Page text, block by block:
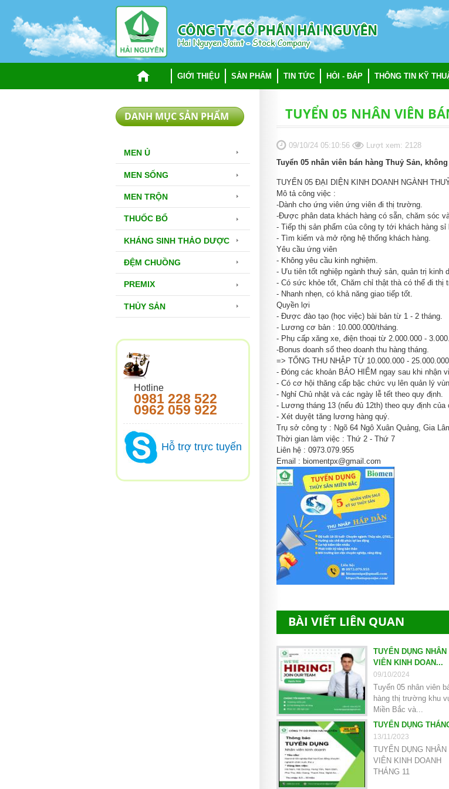
nội
TRANG CHỦ GIỚI THIỆU SẢN PHẨM TIN TỨC HỎI - ĐÁP THÔNG TIN KỸ
DANH MỤC SẢN PHẨM
MEN Ủ
MEN SỐNG
MEN TRỘN
THUỐC BỔ
KHÁNG SINH THẢO DƯỢC
ĐỆM CHUỒNG
PREMIX
THỦY SẢN
Hotline
0981 228 522
0962 059 922
Hỗ trợ trực tuyến
TUYỂN 05 NHÂN VIÊN
09/10/24 05:10:56
Lượt xem: 2128
Tuyển 05 nhân viên bán hàng Thuỷ Sản,
TUYỂN 05 ĐẠI DIỆN KINH DOANH NGÀNH
Mô tả công việc :
-Dành cho ứng viên ứng viên đi thị trường.
-Được phân data khách hàng có sẵn, chăm sóc
- Tiếp thị sản phẩm của công ty tới khách hàng sỉ
- Tìm kiếm và mở rộng hệ thống khách hàng.
Yêu cầu ứng viên
- Không yêu cầu kinh nghiệm.
- Ưu tiên tốt nghiệp ngành thuỷ sản, quản trị kinh
- Có sức khỏe tốt, Chăm chỉ thật thà có thể đi thị
- Nhanh nhẹn, có khả năng giao tiếp tốt.
Quyền lợi
- Được đào tạo (học việc) bài bản từ 1 - 2 tháng.
- Lương cơ bản : 10.000.000/tháng.
- Phụ cấp xăng xe, điện thoại từ 2.000.000 -
-Bonus doanh số theo doanh thu hàng tháng.
=> TỔNG THU NHẬP TỪ 10.000.000 -
- Đóng các khoản BẢO HIỂM ngay sau khi nhận
- Có cơ hội thăng cấp bậc chức vụ lên quản lý
- Nghỉ Chủ nhật và các ngày lễ tết theo quy định.
- Lương tháng 13 (nếu đủ 12th) theo quy định của
- Xét duyệt tăng lương hàng quý.
Trụ sở công ty : Ngõ 64 Ngô Xuân Quảng, Gia
Thời gian làm việc : Thứ 2 - Thứ 7
Liên hệ : 0973.079.955
Email : biomentpx@gmail.com
BÀI VIẾT LIÊN QUAN
TUYỂN DỤNG NHÂN
VIÊN KINH DOAN...
09/10/2024
Tuyển 05 nhân viên
hàng thị trường khu
Miền Bắc và...
TUYỂN DỤNG
13/11/2023
TUYỂN DỤNG NHÂN
VIÊN KINH DOANH
THÁNG 11